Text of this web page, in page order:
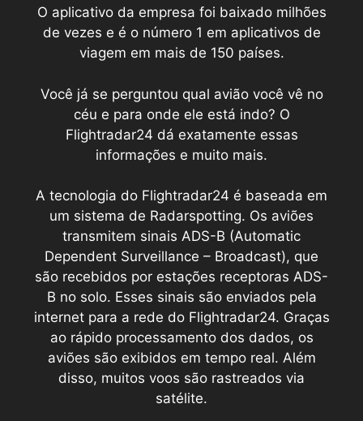
O aplicativo da empresa foi baixado milhões
de vezes e é o número 1 em aplicativos de
viagem em mais de 150 países.
Você já se perguntou qual avião você vê no
céu e para onde ele está indo? O
Flightradar24 dá exatamente essas
informações e muito mais.
A tecnologia do Flightradar24 é baseada em
um sistema de Radarspotting. Os aviões
transmitem sinais ADS-B (Automatic
Dependent Surveillance – Broadcast), que
são recebidos por estações receptoras ADS-
B no solo. Esses sinais são enviados pela
internet para a rede do Flightradar24. Graças
ao rápido processamento dos dados, os
aviões são exibidos em tempo real. Além
disso, muitos voos são rastreados via
satélite.